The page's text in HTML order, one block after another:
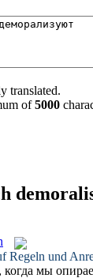
translated.
of5000
Regeln und
мы